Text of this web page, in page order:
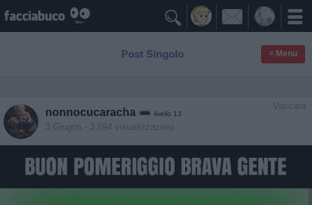

Post Singolo ≡ Menu
Vaccata
nonnocucaracha livello 13
3 Giugno - 3.694 visualizzazioni